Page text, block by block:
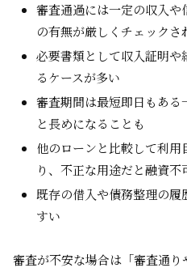
審査通過には一定の収入
の有無が厳しくチェックさ
必要書類として収入証明
るケースが多い
審査期間は最短即日もある
と長めになることも
他のローンと比較して利
り、不正な用途だと融資不
既存の借入や債務整理の
すい
審査が不安な場合は「審査通